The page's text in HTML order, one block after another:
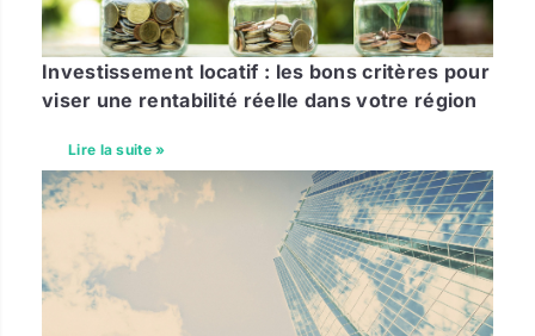
Investissement locatif : les bons critères pour
viser une rentabilité réelle dans votre région
Lire la suite »